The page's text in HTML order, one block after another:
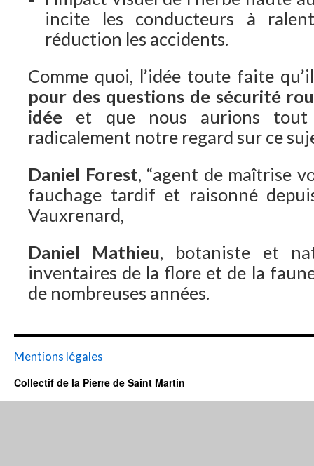
incite les conducteurs à
réduction les accidents.
Comme quoi, l’idée toute faite
pour des questions de sécurité
idée et que nous aurions
radicalement notre regard sur ce
Daniel Forest, “agent de maîtrise
fauchage tardif et raisonné
Vauxrenard,
Daniel Mathieu, botaniste et
inventaires de la flore et de la
de nombreuses années.
Mentions légales
Collectif de la Pierre de Saint Martin